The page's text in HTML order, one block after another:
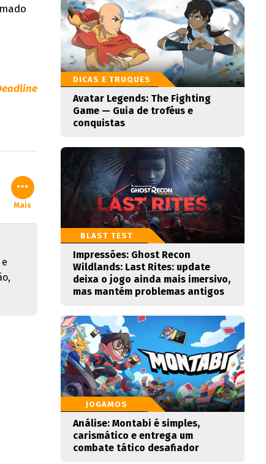
Mais
DICAS E TRUQUES
Avatar Legends: The Fighting
Game — Guia de troféus e
conquistas
BLAST TEST
Impressões: Ghost Recon
Wildlands: Last Rites: update
deixa o jogo ainda mais imersivo,
mas mantém problemas antigos
JOGAMOS
Análise: Montabi é simples,
carismático e entrega um
combate tático desafiador